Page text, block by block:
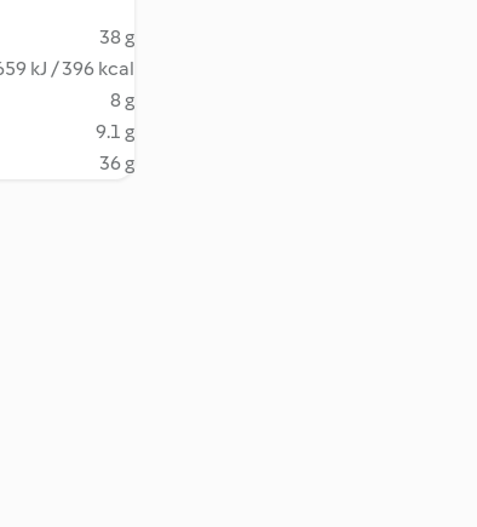
38 g
kJ / 396 kcal
8 g
9.1 g
36 g